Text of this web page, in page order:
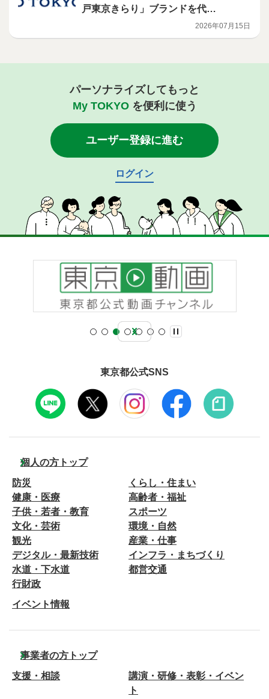
戸東京きらり」ブランドを代表
する商品の開発を行う意欲ある
事業者を募集します！
2026年07月15日
パーソナライズしてもっと
My TOKYOを便利に使う
ユーザー登録に進む
ログイン
東京都公式SNS
個人の方トップ
防災
くらし・住まい
健康・医療
高齢者・福祉
子供・若者・教育
スポーツ
文化・芸術
環境・自然
観光
産業・仕事
デジタル・最新技術
インフラ・まちづくり
水道・下水道
都営交通
行財政
イベント情報
事業者の方トップ
支援・相談
講演・研修・表彰・イベン
ト